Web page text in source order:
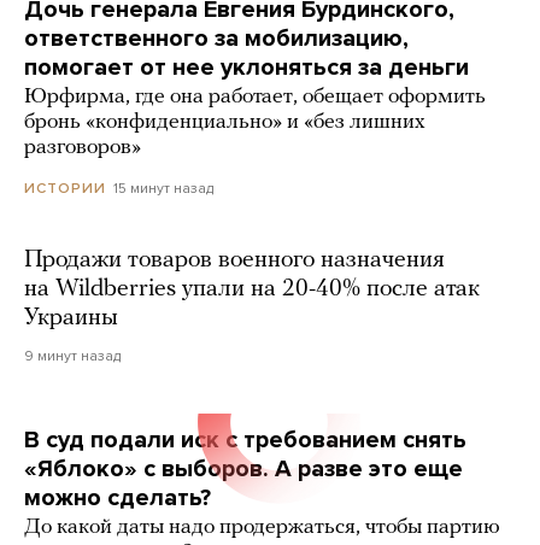
Дочь генерала Евгения Бурдинского,
ответственного за мобилизацию,
помогает от нее уклоняться за деньги
Юрфирма, где она работает, обещает оформить
бронь «конфиденциально» и «без лишних
разговоров»
ИСТОРИИ 15 минут назад
Продажи товаров военного назначения
на Wildberries упали на 20-40% после атак
Украины
9 минут назад
В суд подали иск с требованием снять
«Яблоко» с выборов. А разве это еще
можно сделать?
До какой даты надо продержаться, чтобы партию